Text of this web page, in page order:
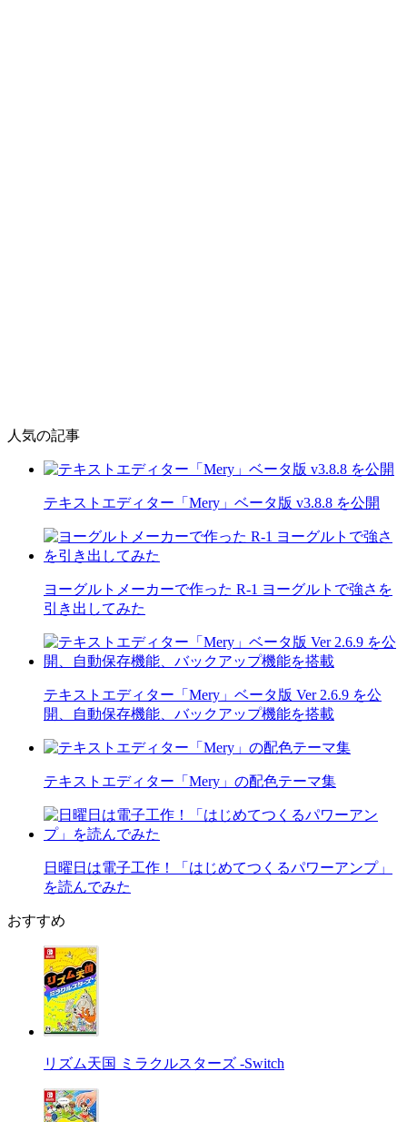
人気の記事
テキストエディター「Mery」ベータ版 v3.8.8 を公開
ヨーグルトメーカーで作った R-1 ヨーグルトで強さを
引き出してみた
テキストエディター「Mery」ベータ版 Ver 2.6.9 を公
開、自動保存機能、バックアップ機能を搭載
テキストエディター「Mery」の配色テーマ集
日曜日は電子工作！「はじめてつくるパワーアンプ」
を読んでみた
おすすめ
リズム天国 ミラクルスターズ -Switch